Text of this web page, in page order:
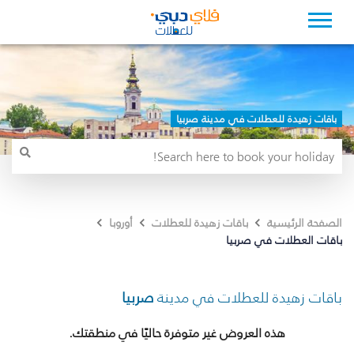
باقات زهيدة للعطلات في مدينة صربيا
الصفحة الرئيسية باقات زهيدة للعطلات
أوروبا
باقات العطلات في صربيا
باقات زهيدة للعطلات في مدينةصربيا
هذه العروض غير متوفرة حاليًا في منطقتك.